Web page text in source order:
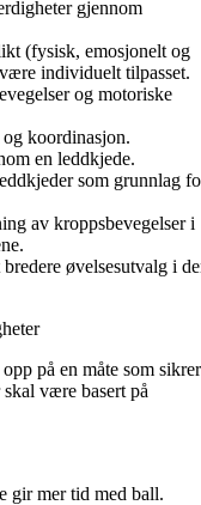
gjennom
(fysisk, emosjonelt og
individuelt tilpasset.
og motoriske
koordinasjon.
en leddkjede.
som grunnlag
av kroppsbevegelser i
øvelsesutvalg i
på en måte som sikrer
være basert på
gir mer tid med ball.